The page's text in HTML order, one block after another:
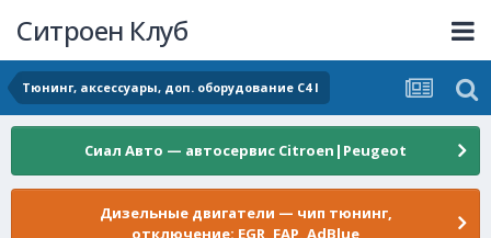
Ситроен Клуб
Тюнинг, аксессуары, доп. оборудование C4 I
Сиал Авто — автосервис Citroen|Peugeot
Дизельные двигатели — чип тюнинг,
отключение: EGR, FAP, AdBlue